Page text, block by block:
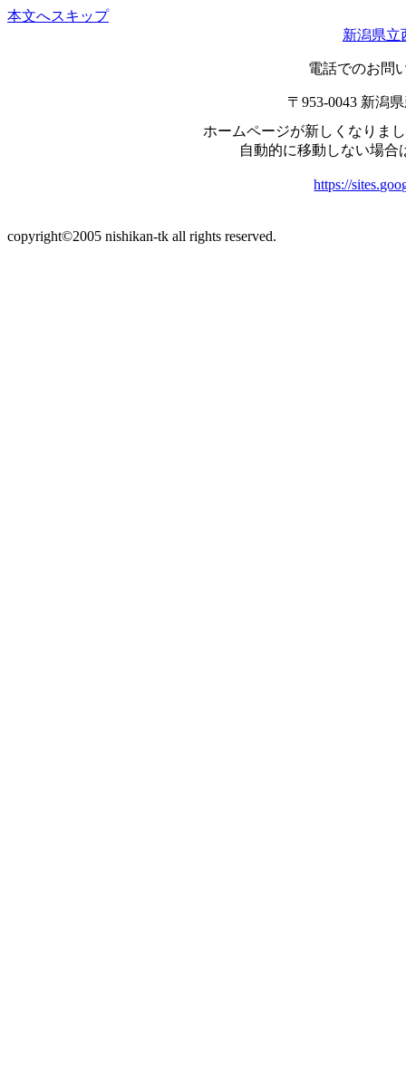
本文へスキップ
新潟県立
電話でのお問
〒953-0043 新潟
ホームページが新しくなりま
自動的に移動しない場
https://
copyright©2005 nishikan-tk all rights reserved.